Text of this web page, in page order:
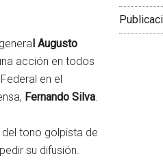
l Augusto
acción en todos
en el
Fernando Silva.
tono golpista de
su difusión.